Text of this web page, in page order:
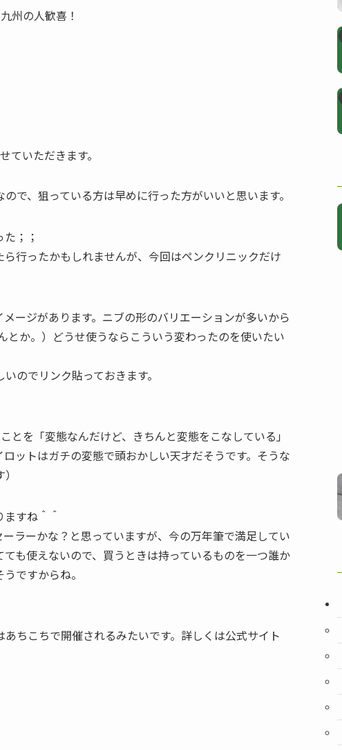
州の人歓喜！
ていただきます。
で、狙っている方は早めに行った方がいいと思います。
；；
行ったかもしれませんが、今回はペンクリニックだけ
ージがあります。ニブの形のバリエーションが多いから
か。）どうせ使うならこういう変わったのを使いたい
のでリンク貼っておきます。
を「変態なんだけど、きちんと変態をこなしている」
ットはガチの変態で頭おかしい天才だそうです。そうな
すね＾＾
ラーかな？と思っていますが、今の万年筆で満足してい
も使えないので、買うときは持っているものを一つ誰か
ですからね。
ちこちで開催されるみたいです。詳しくは公式サイト